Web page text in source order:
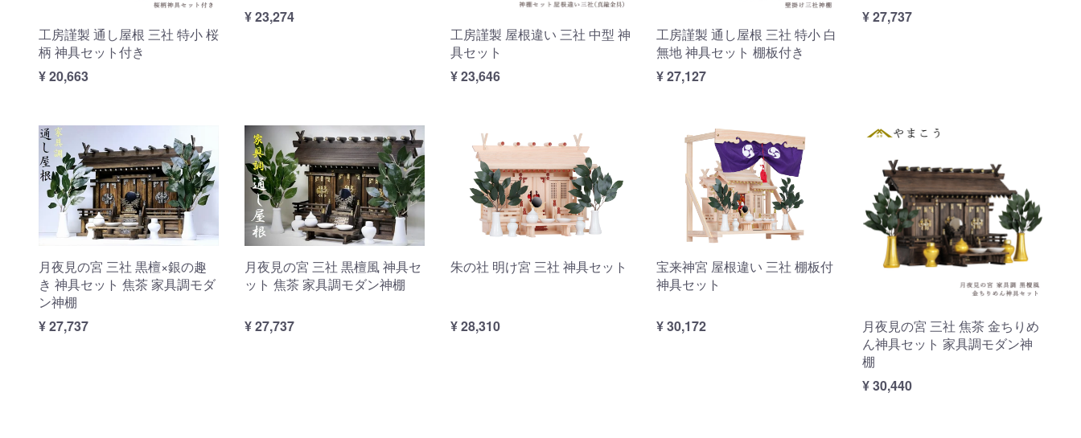
工房謹製 通し屋根 三社 特小 桜
柄 神具セット付き
¥ 20,663
¥ 23,274
工房謹製 屋根違い 三社 中型 神
具セット
¥ 23,646
工房謹製 通し屋根 三社 特小 白
無地 神具セット 棚板付き
¥ 27,127
¥ 27,737
月夜見の宮 三社 黒檀×銀の趣
き 神具セット 焦茶 家具調モダ
ン神棚
¥ 27,737
月夜見の宮 三社 黒檀風 神具セ
ット 焦茶 家具調モダン神棚
¥ 27,737
朱の社 明け宮 三社 神具セット
¥ 28,310
宝来神宮 屋根違い 三社 棚板付
神具セット
¥ 30,172
月夜見の宮 三社 焦茶 金ちりめ
ん神具セット 家具調モダン神
棚
¥ 30,440